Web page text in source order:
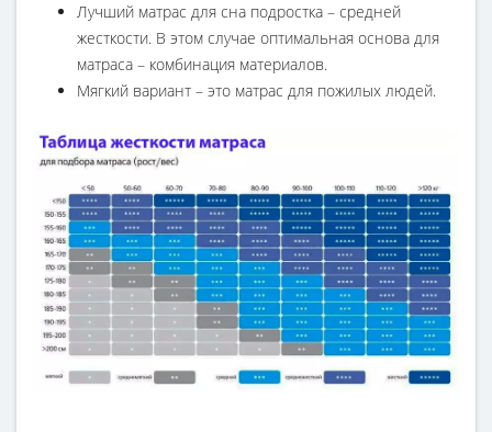
Лучший матрас для сна подростка – средней
жесткости. В этом случае оптимальная основа для
матраса – комбинация материалов.
Мягкий вариант – это матрас для пожилых людей.